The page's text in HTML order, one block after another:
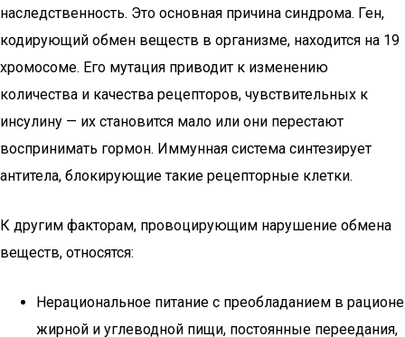
наследственность. Это основная причина синдрома. Ген,
кодирующий обмен веществ в организме, находится на 19
хромосоме. Его мутация приводит к изменению
количества и качества рецепторов, чувствительных к
инсулину — их становится мало или они перестают
воспринимать гормон. Иммунная система синтезирует
антитела, блокирующие такие рецепторные клетки.
К другим факторам, провоцирующим нарушение обмена
веществ, относятся:
Нерациональное питание с преобладанием в рационе
жирной и углеводной пищи, постоянные переедания,